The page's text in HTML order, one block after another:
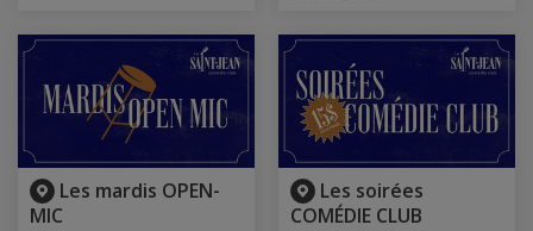
Les mardis OPEN-
MIC
Les soirées
COMÉDIE CLUB